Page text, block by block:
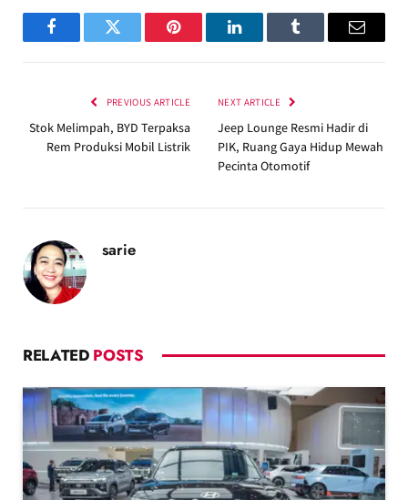
FacebookTwitter Pinterest LinkedInTumblr Email
PREVIOUS ARTICLE
Stok Melimpah, BYD Terpaksa
Rem Produksi Mobil Listrik
NEXT ARTICLE
Jeep Lounge Resmi Hadir di
PIK, Ruang Gaya Hidup Mewah
Pecinta Otomotif
sarie
RELATED POSTS